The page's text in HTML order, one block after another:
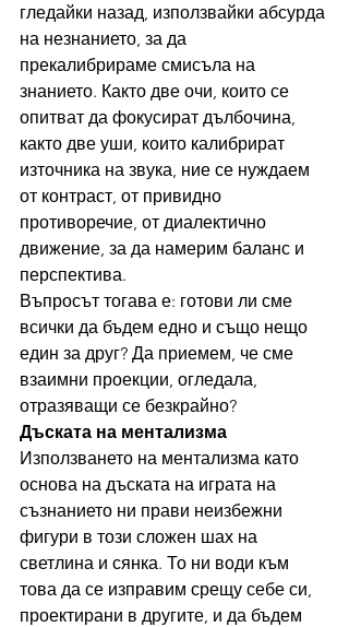
гледайки назад, използвайки абсурда
на незнанието, за да
прекалибрираме смисъла на
знанието. Както две очи, които се
опитват да фокусират дълбочина,
както две уши, които калибрират
източника на звука, ние се нуждаем
от контраст, от привидно
противоречие, от диалектично
движение, за да намерим баланс и
перспектива.
Въпросът тогава е: готови ли сме
всички да бъдем едно и също нещо
един за друг? Да приемем, че сме
взаимни проекции, огледала,
отразяващи се безкрайно?
Дъската на ментализма
Използването на ментализма като
основа на дъската на играта на
съзнанието ни прави неизбежни
фигури в този сложен шах на
светлина и сянка. То ни води към
това да се изправим срещу себе си,
проектирани в другите, и да бъдем